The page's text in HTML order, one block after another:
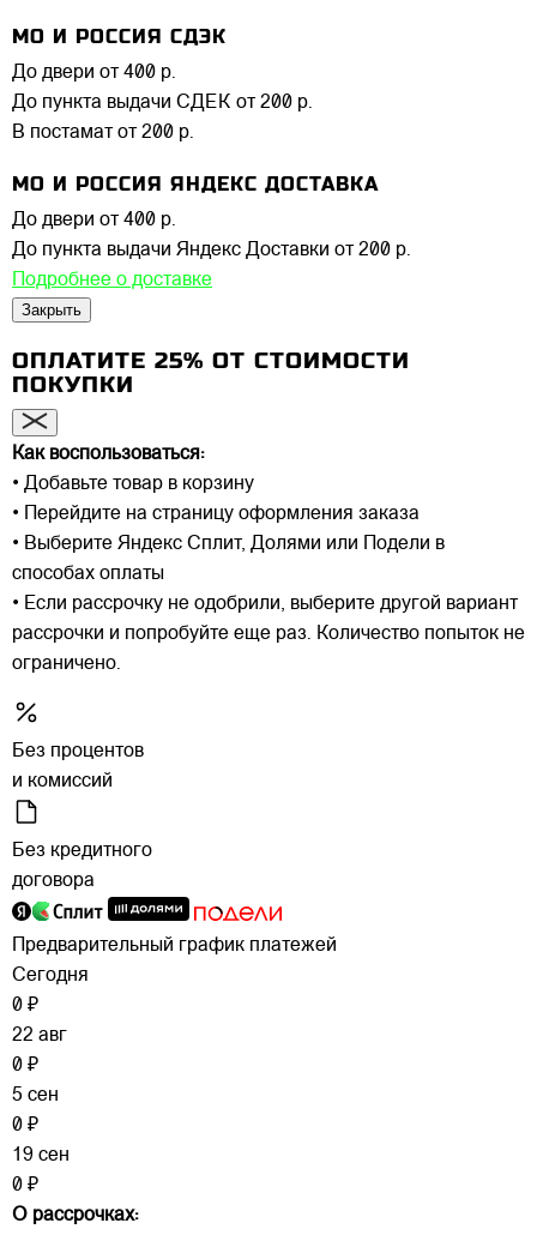
МО И РОССИЯ СДЭК
До двери от 400 р.
До пункта выдачи СДЕК от 200 р.
В постамат от 200 р.
МО И РОССИЯ ЯНДЕКС ДОСТАВКА
До двери от 400 р.
До пункта выдачи Яндекс Доставки от 200 р.
Подробнее о доставке
Закрыть
ОПЛАТИТЕ 25% ОТ СТОИМОСТИ
ПОКУПКИ
Как воспользоваться:
• Добавьте товар в корзину
• Перейдите на страницу оформления заказа
• Выберите Яндекс Сплит, Долями или Подели в
способах оплаты
• Если рассрочку не одобрили, выберите другой вариант
рассрочки и попробуйте еще раз. Количество попыток не
ограничено.
Без процентов
и комиссий
Без кредитного
договора
Предварительный график платежей
Сегодня
0 ₽
22 авг
0 ₽
5 сен
0 ₽
19 сен
0 ₽
О рассрочках: